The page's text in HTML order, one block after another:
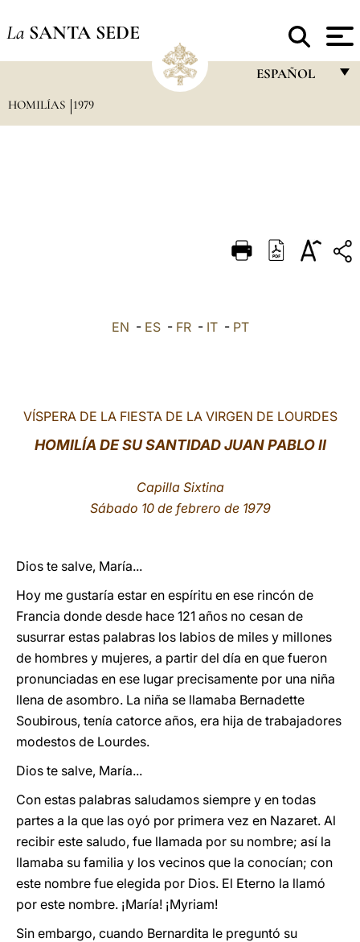
La SANTA SEDE
ESPAÑOL
DEUTSCH
HOMILÍAS 1979
EN - ES- FR- IT- PT
VÍSPERA DE LA FIESTA DE LA VIRGEN DE LOURDES
HOMILÍA DE SU SANTIDAD JUAN PABLO II
Capilla Sixtina
Sábado 10 de febrero de 1979
Dios te salve, María...
Hoy me gustaría estar en espíritu en ese rincón de
Francia donde desde hace 121 años no cesan de
susurrar estas palabras los labios de miles y millones
de hombres y mujeres, a partir del día en que fueron
pronunciadas en ese lugar precisamente por una niña
llena de asombro. La niña se llamaba Bernadette
Soubirous, tenía catorce años, era hija de trabajadores
modestos de Lourdes.
Dios te salve, María...
Con estas palabras saludamos siempre y en todas
partes a la que las oyó por primera vez en Nazaret. Al
recibir este saludo, fue llamada por su nombre; así la
llamaba su familia y los vecinos que la conocían; con
este nombre fue elegida por Dios. El Eterno la llamó
por este nombre. ¡María! ¡Myriam!
Sin embargo, cuando Bernardita le preguntó su